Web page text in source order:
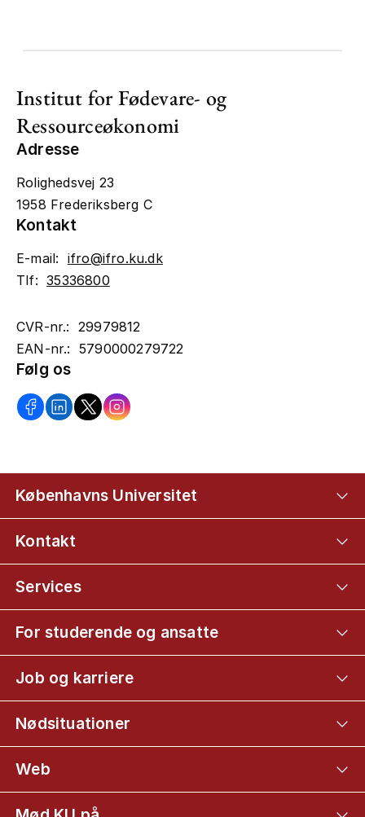
Institut for Fødevare- og
Ressourceøkonomi
Adresse
Rolighedsvej 23
1958 Frederiksberg C
Kontakt
E-mail: ifro@ifro.ku.dk
Tlf:35336800
CVR-nr.: 29979812
EAN-nr.: 5790000279722
Følg os
Københavns Universitet
Kontakt
Services
For studerende og ansatte
Job og karriere
Nødsituationer
Web